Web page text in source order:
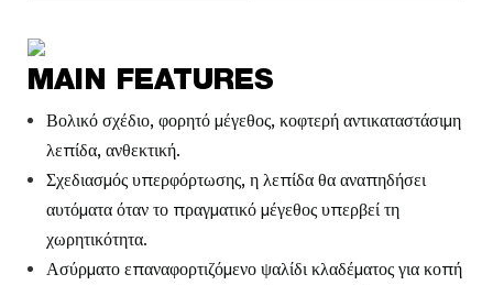
MAIN FEATURES
Βολικό σχέδιο, φορητό μέγεθος, κοφτερή αντικαταστάσιμη
λεπίδα, ανθεκτική.
Σχεδιασμός υπερφόρτωσης, η λεπίδα θα αναπηδήσει
αυτόματα όταν το πραγματικό μέγεθος υπερβεί τη
χωρητικότητα.
Ασύρματο επαναφορτιζόμενο ψαλίδι κλαδέματος για κοπή